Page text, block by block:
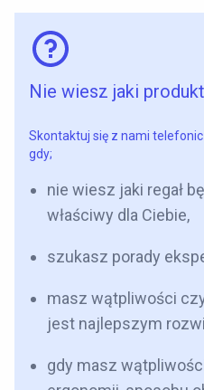
Nie wiesz jaki
Skontaktuj się z nami
gdy;
nie wiesz jaki regał
właściwy dla Ciebie,
szukasz porady
masz wątpliwości
jest najlepszym
gdy masz